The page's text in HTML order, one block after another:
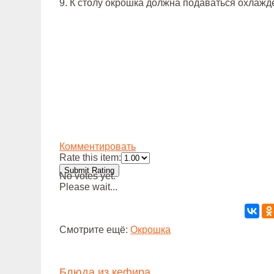
9. К столу окрошка должна подаваться
Комментировать
Rate this item:
Submit Rating
No votes yet.
Please wait...
Смотрите ещё:Окрошка